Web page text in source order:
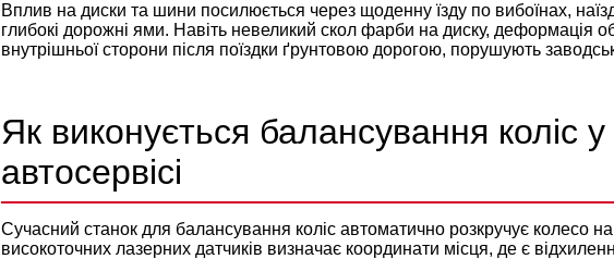
Вплив на диски та шини посилюється через щоденну їзду по вибоїнах,
глибокі дорожні ями. Навіть невеликий скол фарби на диску, деформація
внутрішньої сторони після поїздки ґрунтовою дорогою, порушують
Як виконується балансування коліс
автосервісі
Сучасний станок для балансування коліс автоматично розкручує колесо
високоточних лазерних датчиків визначає координати місця, де є